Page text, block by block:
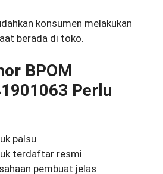
konsumen melakukan
berada di toko.
BPOM
Perlu
palsu
terdaftar resmi
pembuat jelas